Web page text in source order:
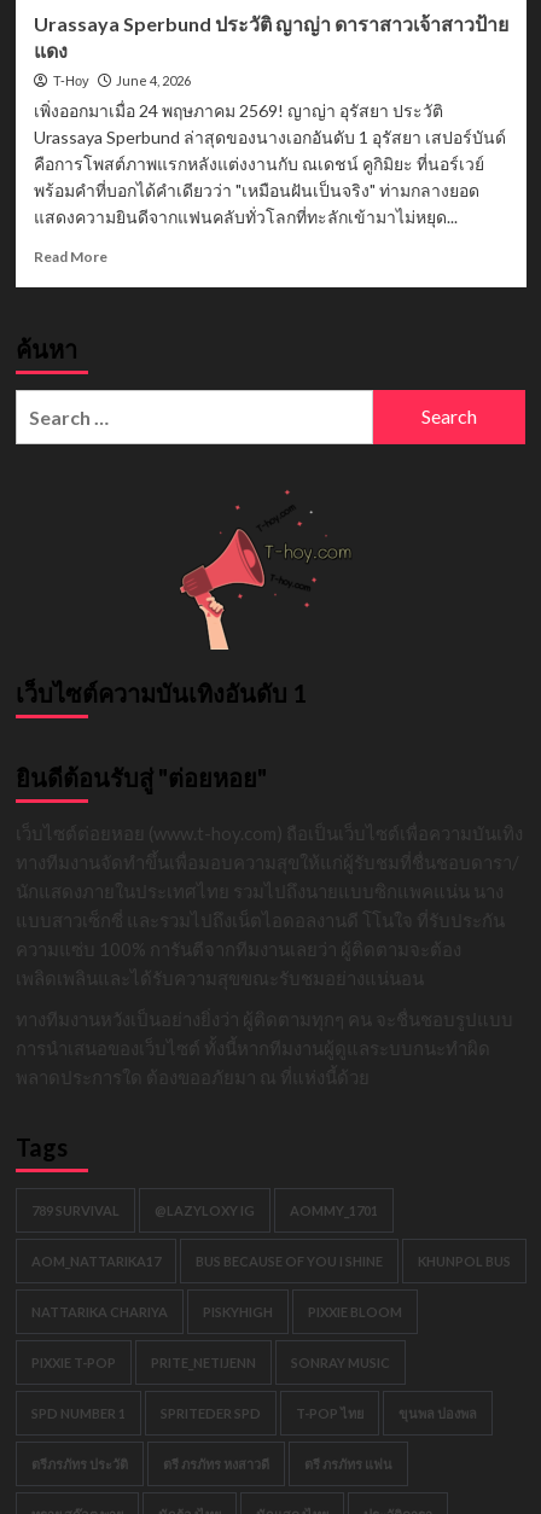
Urassaya Sperbund ประวัติ ญาญ่า ดาราสาวเจ้าสาวป้าย
แดง
T-Hoy June 4, 2026
เพิ่งออกมาเมื่อ 24 พฤษภาคม 2569! ญาญ่า อุรัสยา ประวัติ
Urassaya Sperbund ล่าสุดของนางเอกอันดับ 1 อุรัสยา เสปอร์บันด์
คือการโพสต์ภาพแรกหลังแต่งงานกับ ณเดชน์ คูกิมิยะ ที่นอร์เวย์
พร้อมคำที่บอกได้คำเดียวว่า "เหมือนฝันเป็นจริง" ท่ามกลางยอด
แสดงความยินดีจากแฟนคลับทั่วโลกที่ทะลักเข้ามาไม่หยุด...
Read MoreRead
ญาญ่า
ค้นหา
เว็บไซต์ความบันเทิงอันดับ 1
ยินดีต้อนรับสู่ "ต่อยหอย"
เว็บไซต์ต่อยหอย (www.t-hoy.com) ถือเป็นเว็บไซต์เพื่อความบันเทิง
ทางทีมงานจัดทำขึ้นเพื่อมอบความสุขให้แก่ผู้รับชมที่ชื่นชอบดารา/
นักแสดงภายในประเทศไทย รวมไปถึงนายแบบซิกแพคแน่น นาง
แบบสาวเซ็กซี่ และรวมไปถึงเน็ตไอดอลงานดี โโนใจ ที่รับประกัน
ความแซ่บ 100% การันตีจากทีมงานเลยว่า ผู้ติดตามจะต้อง
เพลิดเพลินและได้รับความสุขขณะรับชมอย่างแน่นอน
ทางทีมงานหวังเป็นอย่างยิ่งว่า ผู้ติดตามทุกๆ คน จะชื่นชอบรูปแบบ
การนำเสนอของเว็บไซต์ ทั้งนี้หากทีมงานผู้ดูแลระบบกนะทำผิด
พลาดประการใด ต้องขออภัยมา ณ ที่แห่งนี้ด้วย
Tags
789 SURVIVAL @LAZYLOXY IG AOMMY_1701
AOM_NATTARIKA17 BUS BECAUSE OF YOU I SHINE KHUNPOL BUS
NATTARIKA CHARIYA PISKYHIGH PIXXIE BLOOM
PIXXIE T-POP PRITE_NETIJENN SONRAY MUSIC
SPD NUMBER 1 SPRITEDER SPD T-POP ไทย ขุนพล ปองพล
ตรีภรภัทร ประวัติ ตรี ภรภัทร หงสาวดี ตรี ภรภัทร แฟน